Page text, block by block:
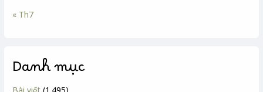
« Th7
Danh mục